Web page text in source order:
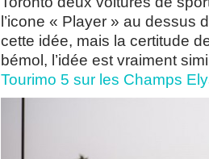
l’icone « Player » au
cette idée, mais la certitude
bémol, l’idée est vraiment
Tourimo 5 sur les Champs